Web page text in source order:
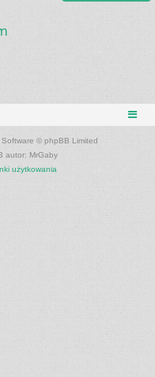
© phpBB Limited
autor: MrGaby
użytkowania